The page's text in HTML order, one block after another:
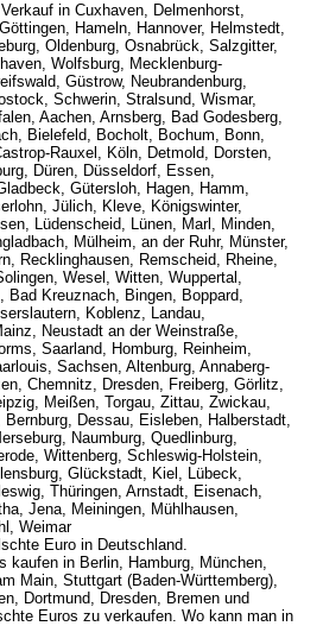
in Cuxhaven, Delmenhorst,
Hameln, Hannover, Helmstedt,
Oldenburg, Osnabrück, Salzgitter,
Wolfsburg, Mecklenburg-
Güstrow, Neubrandenburg,
Schwerin, Stralsund, Wismar,
Aachen, Arnsberg, Bad Godesberg,
Bielefeld, Bocholt, Bochum, Bonn,
Rauxel, Köln, Detmold, Dorsten,
Düren, Düsseldorf, Essen,
Gütersloh, Hagen, Hamm,
Jülich, Kleve, Königswinter,
Lüdenscheid, Lünen, Marl, Minden,
Mülheim, an der Ruhr, Münster,
Recklinghausen, Remscheid, Rheine,
Wesel, Witten, Wuppertal,
Bad Kreuznach, Bingen, Boppard,
Koblenz, Landau,
Neustadt an der Weinstraße,
Saarland, Homburg, Reinheim,
Sachsen, Altenburg, Annaberg-
Chemnitz, Dresden, Freiberg, Görlitz,
Meißen, Torgau, Zittau, Zwickau,
Dessau, Eisleben, Halberstadt,
Naumburg, Quedlinburg,
Wittenberg, Schleswig-Holstein,
Glückstadt, Kiel, Lübeck,
Thüringen, Arnstadt, Eisenach,
Jena, Meiningen, Mühlhausen,
Weimar
Euro in Deutschland.
kaufen in Berlin, Hamburg, München,
Main, Stuttgart (Baden-Württemberg),
Dortmund, Dresden, Bremen und
Euros zu verkaufen. Wo kann man in